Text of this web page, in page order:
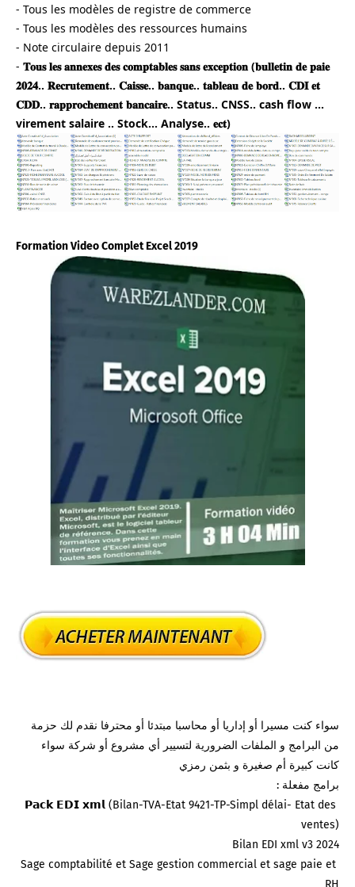
- Tous les modèles de registre de commerce
- Tous les modèles des ressources humains
- Note circulaire depuis 2011
- 𝐓𝐨𝐮𝐬 𝐥𝐞𝐬 𝐚𝐧𝐧𝐞𝐱𝐞𝐬 𝐝𝐞𝐬 𝐜𝐨𝐦𝐩𝐭𝐚𝐛𝐥𝐞𝐬 𝐬𝐚𝐧𝐬 𝐞𝐱𝐜𝐞𝐩𝐭𝐢𝐨𝐧 (𝐛𝐮𝐥𝐥𝐞𝐭𝐢𝐧 𝐝𝐞 𝐩𝐚𝐢𝐞
𝟐𝟎𝟐𝟒.. 𝐑𝐞𝐜𝐫𝐮𝐭𝐞𝐦𝐞𝐧𝐭.. 𝐂𝐚𝐢𝐬𝐬𝐞.. 𝐛𝐚𝐧𝐪𝐮𝐞.. 𝐭𝐚𝐛𝐥𝐞𝐚𝐮 𝐝𝐞 𝐛𝐨𝐫𝐝.. 𝐂𝐃𝐈 𝐞𝐭
𝐂𝐃𝐃.. 𝐫𝐚𝐩𝐩𝐫𝐨𝐜𝐡𝐞𝐦𝐞𝐧𝐭 𝐛𝐚𝐧𝐜𝐚𝐢𝐫𝐞.. Status.. CNSS.. cash flow ...
virement salaire .. Stock... Analyse.. 𝐞𝐜𝐭)
Formation Video Complet Excel 2019
𝗣𝗮𝗰𝗸 𝗘𝗗𝗜 𝘅𝗺𝗹 (Bilan-TVA-Etat 9421-TP-Simpl délai- Etat des
Sage comptabilité et Sage gestion commercial et sage paie et